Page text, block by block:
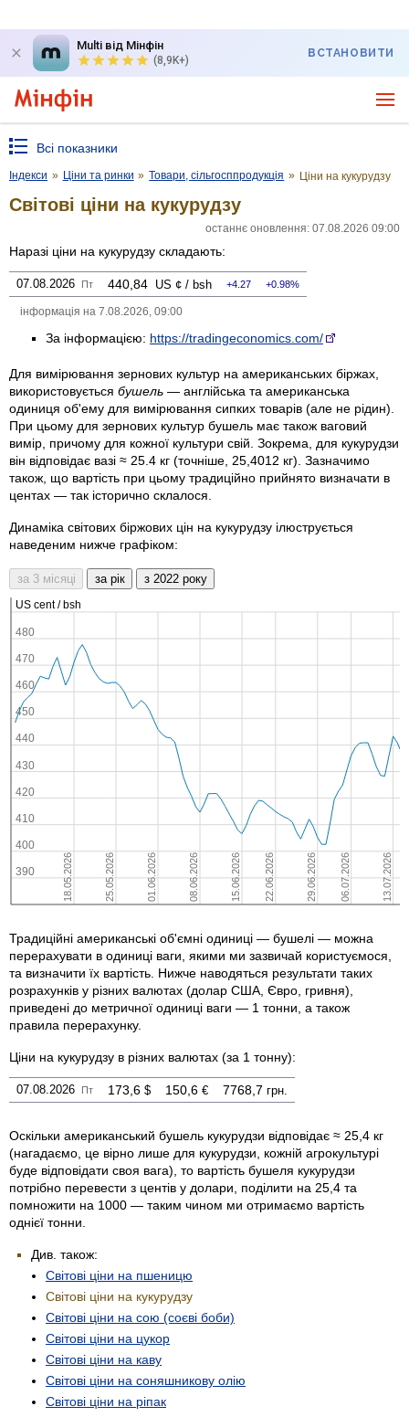
Multi від Мінфін
(8,9K+)
ВСТАНОВИТИ
Всі показники
Індекси » Ціни та ринки » Товари, сільгосппродукція » Ціни на кукурудзу
Світові ціни на кукурудзу
останнє оновлення: 07.08.2026 09:00
Наразі ціни на кукурудзу складають:
07.08.2026 Пт 440,84 US ¢ / bsh 4.27 0.98%
інформація на 7.08.2026, 09:00
За інформацією: https://tradingeconomics.com/
Для вимірювання зернових культур на американських біржах,
використовується бушель — англійська та американська
одиниця об'ему для вимірювання сипких товарів (але не рідин).
При цьому для зернових культур бушель має також ваговий
вимір, причому для кожної культури свій. Зокрема, для кукурудзи
він відповідає вазі ≈ 25.4 кг (точніше, 25,4012 кг). Зазначимо
також, що вартість при цьому традиційно прийнято визначати в
центах — так історично склалося.
Динаміка світових біржових цін на кукурудзу ілюструється
наведеним нижче графіком:
Традиційні американські об'ємні одиниці — бушелі — можна
перерахувати в одиниці ваги, якими ми зазвичай користуємося,
та визначити їх вартість. Нижче наводяться результати таких
розрахунків у різних валютах (долар США, Євро, гривня),
приведені до метричної одиниці ваги — 1 тонни, а також
правила перерахунку.
Ціни на кукурудзу в різних валютах (за 1 тонну):
07.08.2026 Пт 173,6 $ 150,6 € 7768,7 грн.
Оскільки американський бушель кукурудзи відповідає ≈ 25,4 кг
(нагадаємо, це вірно лише для кукурудзи, кожній агрокультурі
буде відповідати своя вага), то вартість бушеля кукурудзи
потрібно перевести з центів у долари, поділити на 25,4 та
помножити на 1000 — таким чином ми отримаємо вартість
однієї тонни.
Див. також:
Світові ціни на пшеницю
Світові ціни на кукурудзу
Світові ціни на сою (соєві боби)
Світові ціни на цукор
Світові ціни на каву
Світові ціни на соняшникову олію
Світові ціни на ріпак